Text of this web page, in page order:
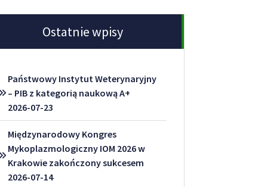
Ostatnie wpisy
Państwowy Instytut Weterynaryjny
– PIB z kategorią naukową A+
2026-07-23
Międzynarodowy Kongres
Mykoplazmologiczny IOM 2026 w
Krakowie zakończony sukcesem
2026-07-14